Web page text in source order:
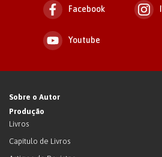
Facebook
Youtube
Sobre o Autor
Produção
Livros
Capítulo de Livros